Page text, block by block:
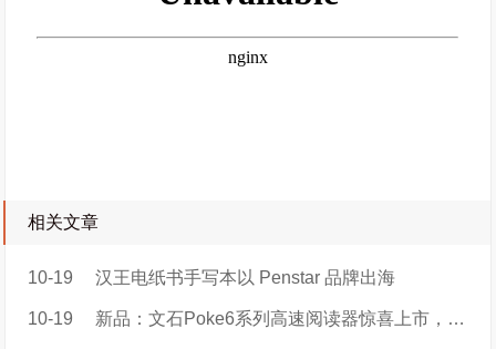
相关文章
10-19 汉王电纸书手写本以 Penstar 品牌出海
10-19 新品：文石Poke6系列高速阅读器惊喜上市，售价899元起！